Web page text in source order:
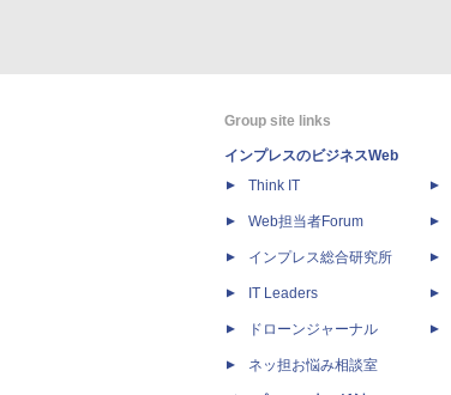
Group site links
インプレスのビジネスWeb
Think IT
Web担当者Forum
インプレス総合研究所
IT Leaders
ドローンジャーナル
ネッ担お悩み相談室